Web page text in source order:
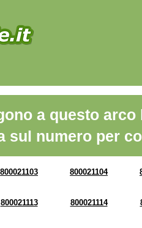
a questo
sul numero per
800021103 800021104
800021113 800021114